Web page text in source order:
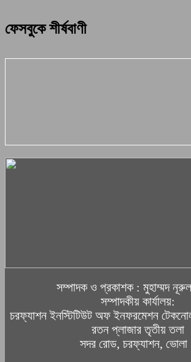
ফেসবুকে শীর্ষবাণী
সম্পাদক ও প্রকাশক : মুহাম্মদ
সম্পাদকীয় কার্যালয়:
চরফ্যাশন ইনস্টিটিউট অফ ইনফরমেশন
রতন প্লাজার তৃতীয় তলা
সদর রোড, চরফ্যাশন,